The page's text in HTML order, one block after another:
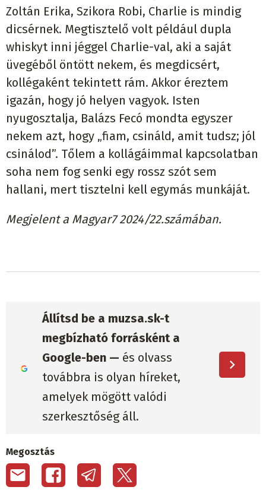
Zoltán Erika, Szikora Robi, Charlie is mindig
dicsérnek. Megtisztelő volt például dupla
whiskyt inni jéggel Charlie-val, aki a saját
üvegéből öntött nekem, és megdicsért,
kollégaként tekintett rám. Akkor éreztem
igazán, hogy jó helyen vagyok. Isten
nyugosztalja, Balázs Fecó mondta egyszer
nekem azt, hogy „fiam, csináld, amit tudsz; jól
csinálod”. Tőlem a kollágáimmal kapcsolatban
soha nem fog senki egy rossz szót sem
hallani, mert tisztelni kell egymás munkáját.
Megjelent a Magyar7 2024/22.számában.
Állítsd be a muzsa.sk-t
megbízható forrásként a
Google-ben — és olvass
továbbra is olyan híreket,
amelyek mögött valódi
szerkesztőség áll.
Megosztás